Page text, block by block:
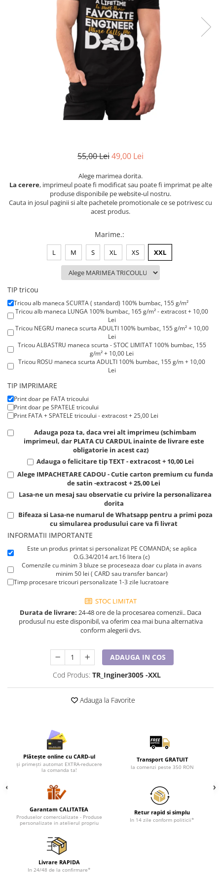
Seturi cadou barbati
Seturi cadou barbati portofel si curea
Cadouri craciun barbati
Cadouri personalizate barbati
Cadouri copii bebelusi 0+
Sticlă pentru apa Personalizată
Sepci personalizate
Seturi cadou pentru copii KID's Collection
Pijamale de CRACIUN
Pijamale de barbati
Halate si capoate
Pijamale
WINTER Collection
Halate si pijamale Family
Incaltaminte
Seturi elegante femei
Umbrele
Pijamale de copii
Pijamale BIG SIZE femei
Cadouri ocazii speciale
Tricouri de craciun
Tricouri de cuplu Valentine's Day
Valentine's Day
Cadouri pentru Bunici
Cadouri pentru Nasi si Fini
Cadouri Craciun
Cadouri pentru Mama
Cadouri pentru profesori sau absolventi
Cadouri Back to school
Cadouri de Paște
Cadouri Traditionale Romanesti
8 Martie
Cadouri Iubitori de animale
Cadouri GRAVIDE
Cadouri Colegi, sefi sau angajati
Cadouri pentru Doctori
Cadouri pentru Sfânta Maria
Sepci personalizate
Bannere personalizate scoli si gradinite
Caserole personalizate sandwich
Saculeti personalizati
Sticla de apa personalizata
Agende si caiete personalizate
55,00 Lei49,00 Lei
Alege marimea dorita.
La cerere, imprimeul poate fi modificat sau poate fi imprimat pe alte
produse disponibile pe website-ul nostru.
Cauta in josul paginii si alte pachetele promotionale ce se potrivesc cu
acest produs.
Marime.:
L M S XL XS XXL
TIP tricou
Tricou alb maneca SCURTA ( standard) 100% bumbac, 155 g/m²
Tricou alb maneca LUNGA 100% bumbac, 165 g/m² - extracost + 10,00
Lei
Tricou NEGRU maneca scurta ADULTI 100% bumbac, 155 g/m² + 10,00
Lei
Tricou ALBASTRU maneca scurta - STOC LIMITAT 100% bumbac, 155
g/m² + 10,00 Lei
Tricou ROSU maneca scurta ADULTI 100% bumbac, 155 g/m + 10,00
Lei
TIP IMPRIMARE
Print doar pe FATA tricoului
Print doar pe SPATELE tricoului
Print FATA + SPATELE tricoului - extracost + 25,00 Lei
Adauga poza ta, daca vrei alt imprimeu (schimbam
imprimeul, dar PLATA CU CARDUL inainte de livrare este
obligatorie in acest caz)
Adauga o felicitare tip TEXT - extracost + 10,00 Lei
Alege IMPACHETARE CADOU - Cutie carton premium cu funda
de satin -extracost + 25,00 Lei
Lasa-ne un mesaj sau observatie cu privire la personalizarea
dorita
Bifeaza si Lasa-ne numarul de Whatsapp pentru a primi poza
cu simularea produsului care va fi livrat
INFORMATII IMPORTANTE
Este un produs printat si personalizat PE COMANDA; se aplica
O.G.34/2014 art.16 litera (c)
Comenzile cu minim 3 bluze se proceseaza doar cu plata in avans
minim 50 lei ( CARD sau transfer bancar)
Timp procesare tricouri personalizate 1-3 zile lucratoare
STOC LIMITAT
Durata de livrare: 24-48 ore de la procesarea comenzii.. Daca
produsul nu este disponibil, va oferim cea mai buna alternativa
conform alegerii dvs.
ADAUGA IN COS
Cod Produs: TR_Inginer3005 -XXL
Adauga la Favorite
Plătește online cu CARD-ul
și primești automat EXTRA-reducere
la comanda ta!
Transport GRATUIT
la comenzi peste 350 RON
Garantam CALITATEA
Produselor comercializate - Produse
personalizate in atelierul propriu
Retur rapid si simplu
In 14 zile conform politicii*
Livrare RAPIDA
In 24/48 de la confirmare*